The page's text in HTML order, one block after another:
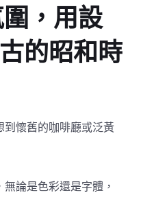
，用設
的昭和時
懷舊的咖啡廳或泛黃
論是色彩還是字體，